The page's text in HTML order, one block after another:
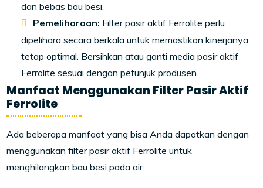
dan bebas bau besi.
Pemeliharaan: Filter pasir aktif Ferrolite perlu
dipelihara secara berkala untuk memastikan kinerjanya
tetap optimal. Bersihkan atau ganti media pasir aktif
Ferrolite sesuai dengan petunjuk produsen.
Manfaat Menggunakan Filter Pasir Aktif
Ferrolite
Ada beberapa manfaat yang bisa Anda dapatkan dengan
menggunakan filter pasir aktif Ferrolite untuk
menghilangkan bau besi pada air: